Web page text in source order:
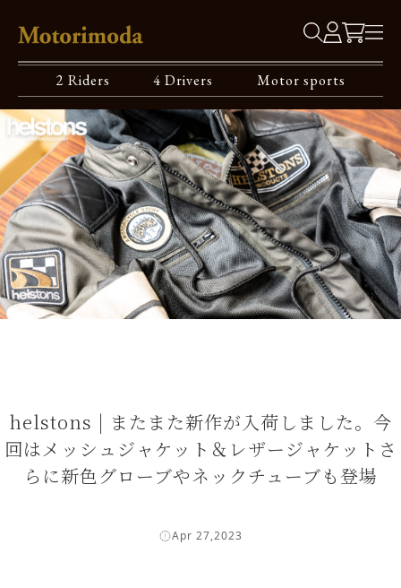
2 Riders 4 Drivers Motor sports
helstons | またまた新作が入荷しました。今
回はメッシュジャケット＆レザージャケットさ
らに新色グローブやネックチューブも登場
Apr 27,2023